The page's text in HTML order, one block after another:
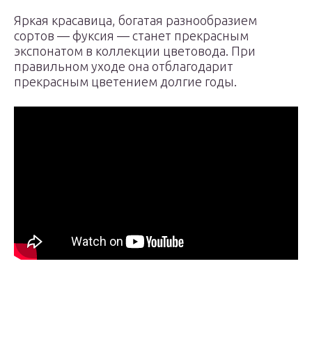
Яркая красавица, богатая разнообразием
сортов — фуксия — станет прекрасным
экспонатом в коллекции цветовода. При
правильном уходе она отблагодарит
прекрасным цветением долгие годы.